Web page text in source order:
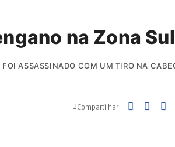
na Zona
ASSASSINADO COM UM TIRO NA
Compartilhar